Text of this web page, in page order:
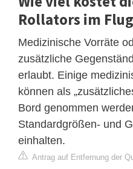
Rollators im
Medizinische Vorräte
zusätzliche
erlaubt. Einige
können als
Bord genommen
Standardgrößen- und
einhalten.
Antrag auf Entfernung der